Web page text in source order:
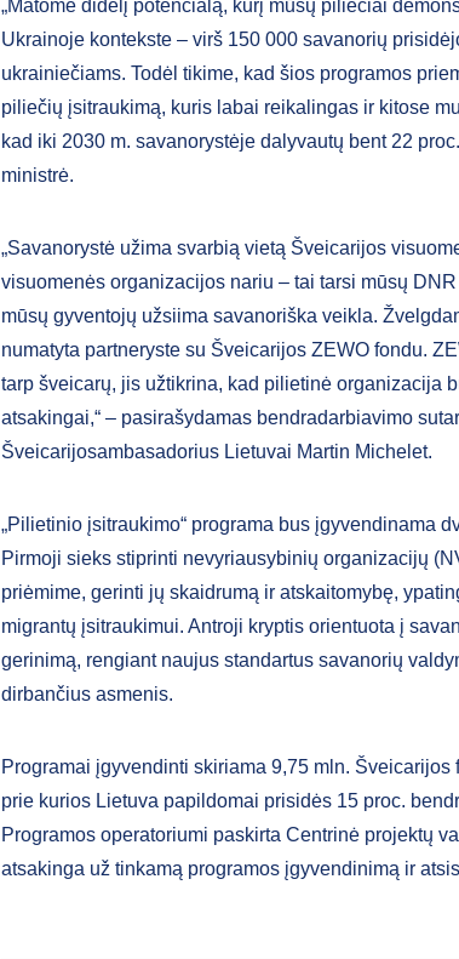
„Matome didelį potencialą, kurį mūsų piliečiai
Ukrainoje kontekste – virš 150 000 savanorių
ukrainiečiams. Todėl tikime, kad šios programos
piliečių įsitraukimą, kuris labai reikalingas ir kitose
kad iki 2030 m. savanorystėje dalyvautų bent 22
ministrė.
„Savanorystė užima svarbią vietą Šveicarijos
visuomenės organizacijos nariu – tai tarsi mūsų
mūsų gyventojų užsiima savanoriška veikla.
numatyta partneryste su Šveicarijos ZEWO fondu.
tarp šveicarų, jis užtikrina, kad pilietinė organizacija
atsakingai,“ – pasirašydamas bendradarbiavimo
Šveicarijosambasadorius Lietuvai Martin Michelet.
„Pilietinio įsitraukimo“ programa bus įgyvendinama
Pirmoji sieks stiprinti nevyriausybinių organizacijų
priėmime, gerinti jų skaidrumą ir atskaitomybę,
migrantų įsitraukimui. Antroji kryptis orientuota į
gerinimą, rengiant naujus standartus savanorių
dirbančius asmenis.
Programai įgyvendinti skiriama 9,75 mln. Šveicarijos
prie kurios Lietuva papildomai prisidės 15 proc.
Programos operatoriumi paskirta Centrinė projektų
atsakinga už tinkamą programos įgyvendinimą ir